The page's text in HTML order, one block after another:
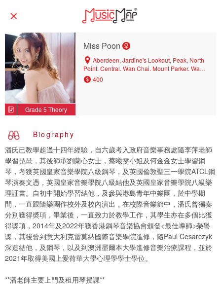
Grade 5 Theory
Miss Poon
Aberdeen, Jardine's Lookout, Peak, North
Point, Central, Wan Chai, Mount Parker, Wan
Chai North, West Mid-levels, Wong Nai
Chung, Tin Hau, East Mid-levels, Happy
400
Biography
潘氏已教學超過十四年經驗，自六歲考入政府音樂事務處隨李萍老師
學習琵琶，其後師承劉蘭心女士，蔡曦雯小姐及何金金女士學習鋼
琴，考獲英國皇家音樂學院八級鋼琴，及英國倫敦聖三一學院ATCL鋼
琴演奏文憑，英國皇家音樂學院八級結他及英國皇家音樂學院八級樂
理証書。自初中開始學習結他，及參與港島青年中樂團，於中學期
間，一直跟隨樂團作校外及校內演出，在校際音樂節中，潘氏曾獨奏
分別獲得奬項，畢業後，一直致力於教學工作，其學生亦在多個比獲
得獎項，2014年及2022年獲香港鋼琴音樂協會頒發<最佳導師>榮譽
獎，其後曾到意大利克雷莫納國際音樂學院進修，隨Paul Cesarczyk
深造結他，及鋼琴，以及到澳洲墨爾本大學進修音樂治療課程，並於
2021年取得美國上愛荷華大學心理學學士學位。
**潘老師主要上門及租用琴授課**